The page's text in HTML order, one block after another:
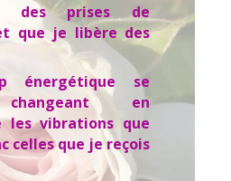
des prises de
que je libère des
énergétique se
en
les vibrations que
celles que je reçois